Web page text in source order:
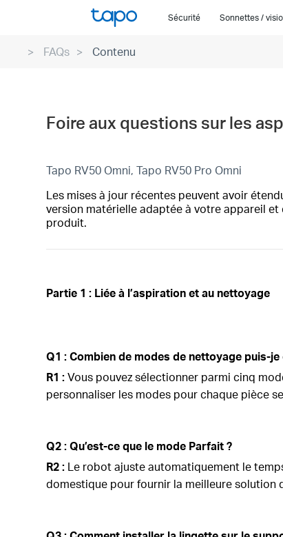
Sécurité Sonnettes /
FAQs Contenu
Foire aux questions sur les
Tapo RV50 Omni, Tapo RV50 Pro Omni
Les mises à jour récentes peuvent avoir
version matérielle adaptée à votre appareil
produit.
Partie 1 : Liée à l’aspiration et au nettoyage
Q1 : Combien de modes de nettoyage puis-
R1 :Vous pouvez sélectionner parmi cinq
personnaliser les modes pour chaque pièce
Q2 : Qu’est-ce que le mode Parfait ?
R2 : Le robot ajuste automatiquement le
domestique pour fournir la meilleure solution